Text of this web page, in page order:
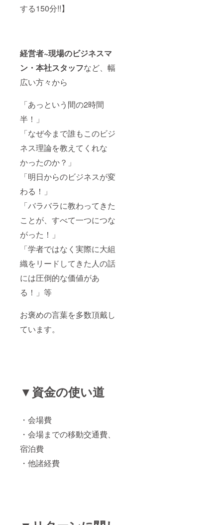
する150分!!】
経営者~現場のビジネスマ
ン・本社スタッフなど、幅
広い方々から
「あっという間の2時間
半！」
「なぜ今まで誰もこのビジ
ネス理論を教えてくれな
かったのか？」
「明日からのビジネスが変
わる！」
「バラバラに教わってきた
ことが、すべて一つにつな
がった！」
「学者ではなく実際に大組
織をリードしてきた人の話
には圧倒的な価値があ
る！」等
お褒めの言葉を多数頂戴し
ています。
▼資金の使い道
・会場費
・会場までの移動交通費、
宿泊費
・他諸経費